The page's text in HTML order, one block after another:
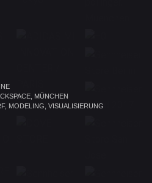
MÜNCHEN
MODELING, VISUALISIERUNG